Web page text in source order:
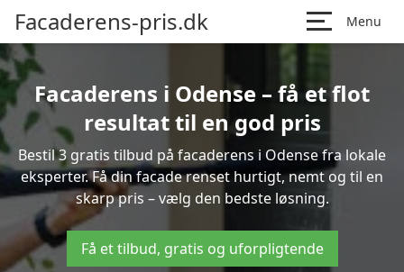
Facaderens-pris.dk Menu
Facaderens i Odense – få et flot
resultat til en god pris
Bestil 3 gratis tilbud på facaderens i Odense fra lokale
eksperter. Få din facade renset hurtigt, nemt og til en
skarp pris – vælg den bedste løsning.
Få et tilbud, gratis og uforpligtende